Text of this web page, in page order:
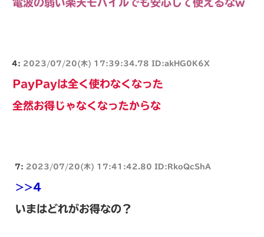
電波の弱い楽天モバイルでも安心して使えるなw
4: 2023/07/20(木) 17:39:34.78 ID:akHG0K6X
PayPayは全く使わなくなった
全然お得じゃなくなったからな
7: 2023/07/20(木) 17:41:42.80 ID:RkoQcShA
>>4
いまはどれがお得なの？